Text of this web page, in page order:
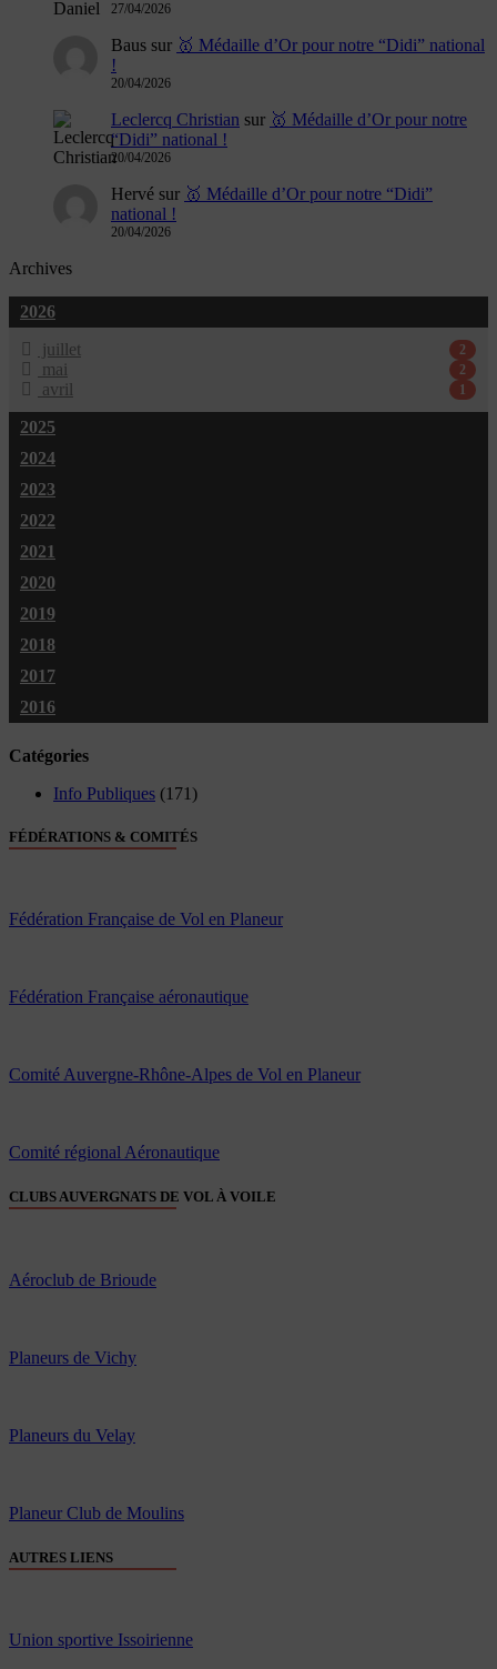
27/04/2026
Baus sur 🥇 Médaille d’Or pour notre “Didi” national
!
20/04/2026
Leclercq Christian sur 🥇 Médaille d’Or pour notre
“Didi” national !
20/04/2026
Hervé sur 🥇 Médaille d’Or pour notre “Didi”
national !
20/04/2026
Archives
2026
juillet
2
mai 2
avril 1
2025
2024
2023
2022
2021
2020
2019
2018
2017
2016
Catégories
Info Publiques (171)
FÉDÉRATIONS & COMITÉS
Fédération Française de Vol en Planeur
Fédération Française aéronautique
Comité Auvergne-Rhône-Alpes de Vol en Planeur
Comité régional Aéronautique
CLUBS AUVERGNATS DE VOL À VOILE
Aéroclub de Brioude
Planeurs de Vichy
Planeurs du Velay
Planeur Club de Moulins
AUTRES LIENS
Union sportive Issoirienne